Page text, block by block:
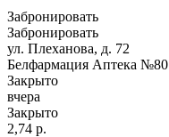
Забронировать
Забронировать
ул. Плеханова, д. 72
Белфармация Аптека №80
Закрыто
вчера
Закрыто
2,74 р.